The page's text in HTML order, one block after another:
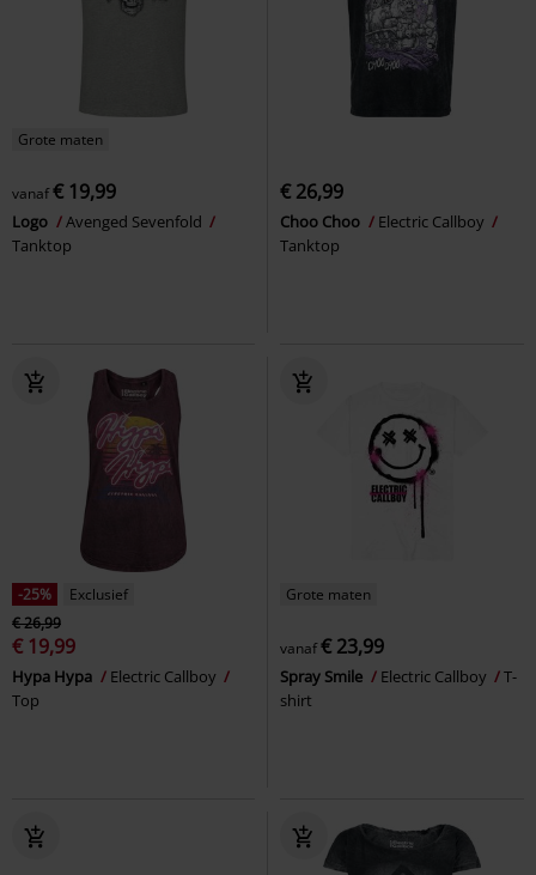
Grote maten
vanaf€ 19,99
Logo
Avenged Sevenfold
Tanktop
€ 26,99
Choo Choo
Electric Callboy
Tanktop
-25%
Exclusief
€ 26,99
€ 19,99
Hypa Hypa
Electric Callboy
Top
Grote maten
vanaf€ 23,99
Spray Smile Electric Callboy
T-
shirt